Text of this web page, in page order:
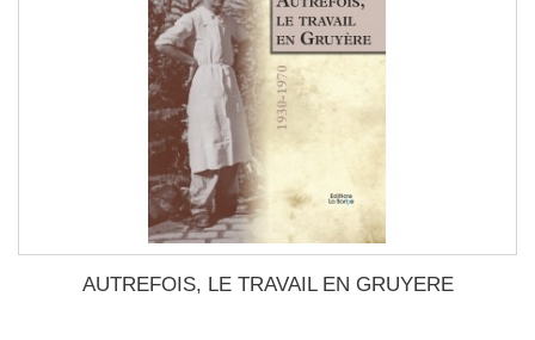
AUTREFOIS, LE TRAVAIL EN GRUYERE